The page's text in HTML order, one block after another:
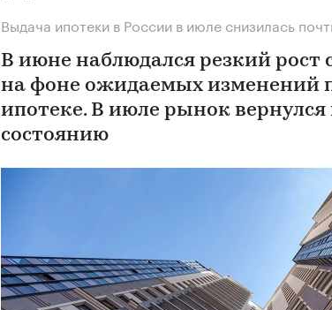
Выдача ипотеки в России в июле снизилась
В июне наблюдался резкий рост
на фоне ожидаемых изменений
ипотеке. В июле рынок вернулся
состоянию